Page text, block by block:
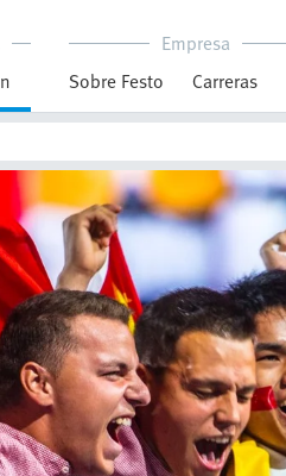
Empresa
Sobre Festo
Carreras